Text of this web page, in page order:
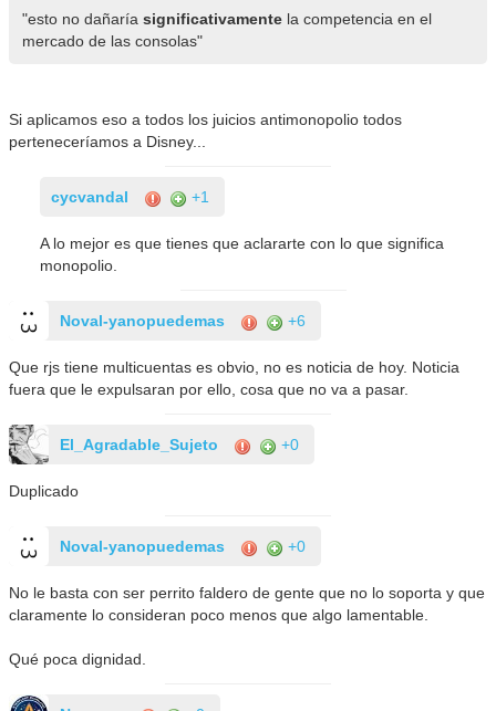
"esto no dañaría significativamentela competencia en el
mercado de las consolas"
Si aplicamos eso a todos los juicios antimonopolio todos
perteneceríamos a Disney...
cycvandal +1
A lo mejor es que tienes que aclararte con lo que significa
monopolio.
Noval-yanopuedemas +6
Que rjs tiene multicuentas es obvio, no es noticia de hoy. Noticia
fuera que le expulsaran por ello, cosa que no va a pasar.
El_Agradable_Sujeto +0
Duplicado
Noval-yanopuedemas +0
No le basta con ser perrito faldero de gente que no lo soporta y que
claramente lo consideran poco menos que algo lamentable.
Qué poca dignidad.